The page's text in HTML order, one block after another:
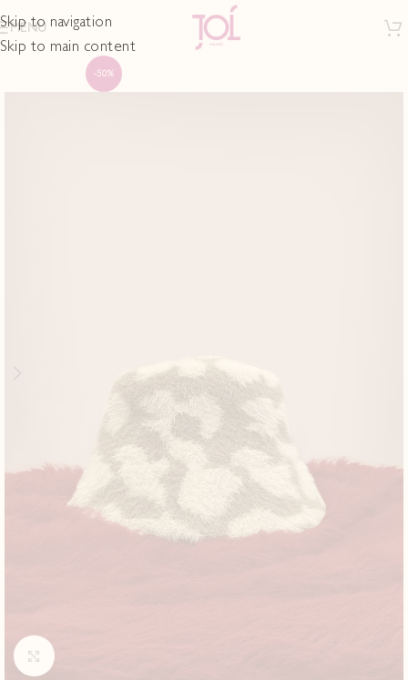
Skip to navigation
Skip to main content
MENU
-50%
Click to enlarge